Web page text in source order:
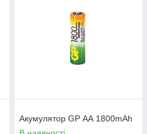
Акумулятор GP АА 1800mAh